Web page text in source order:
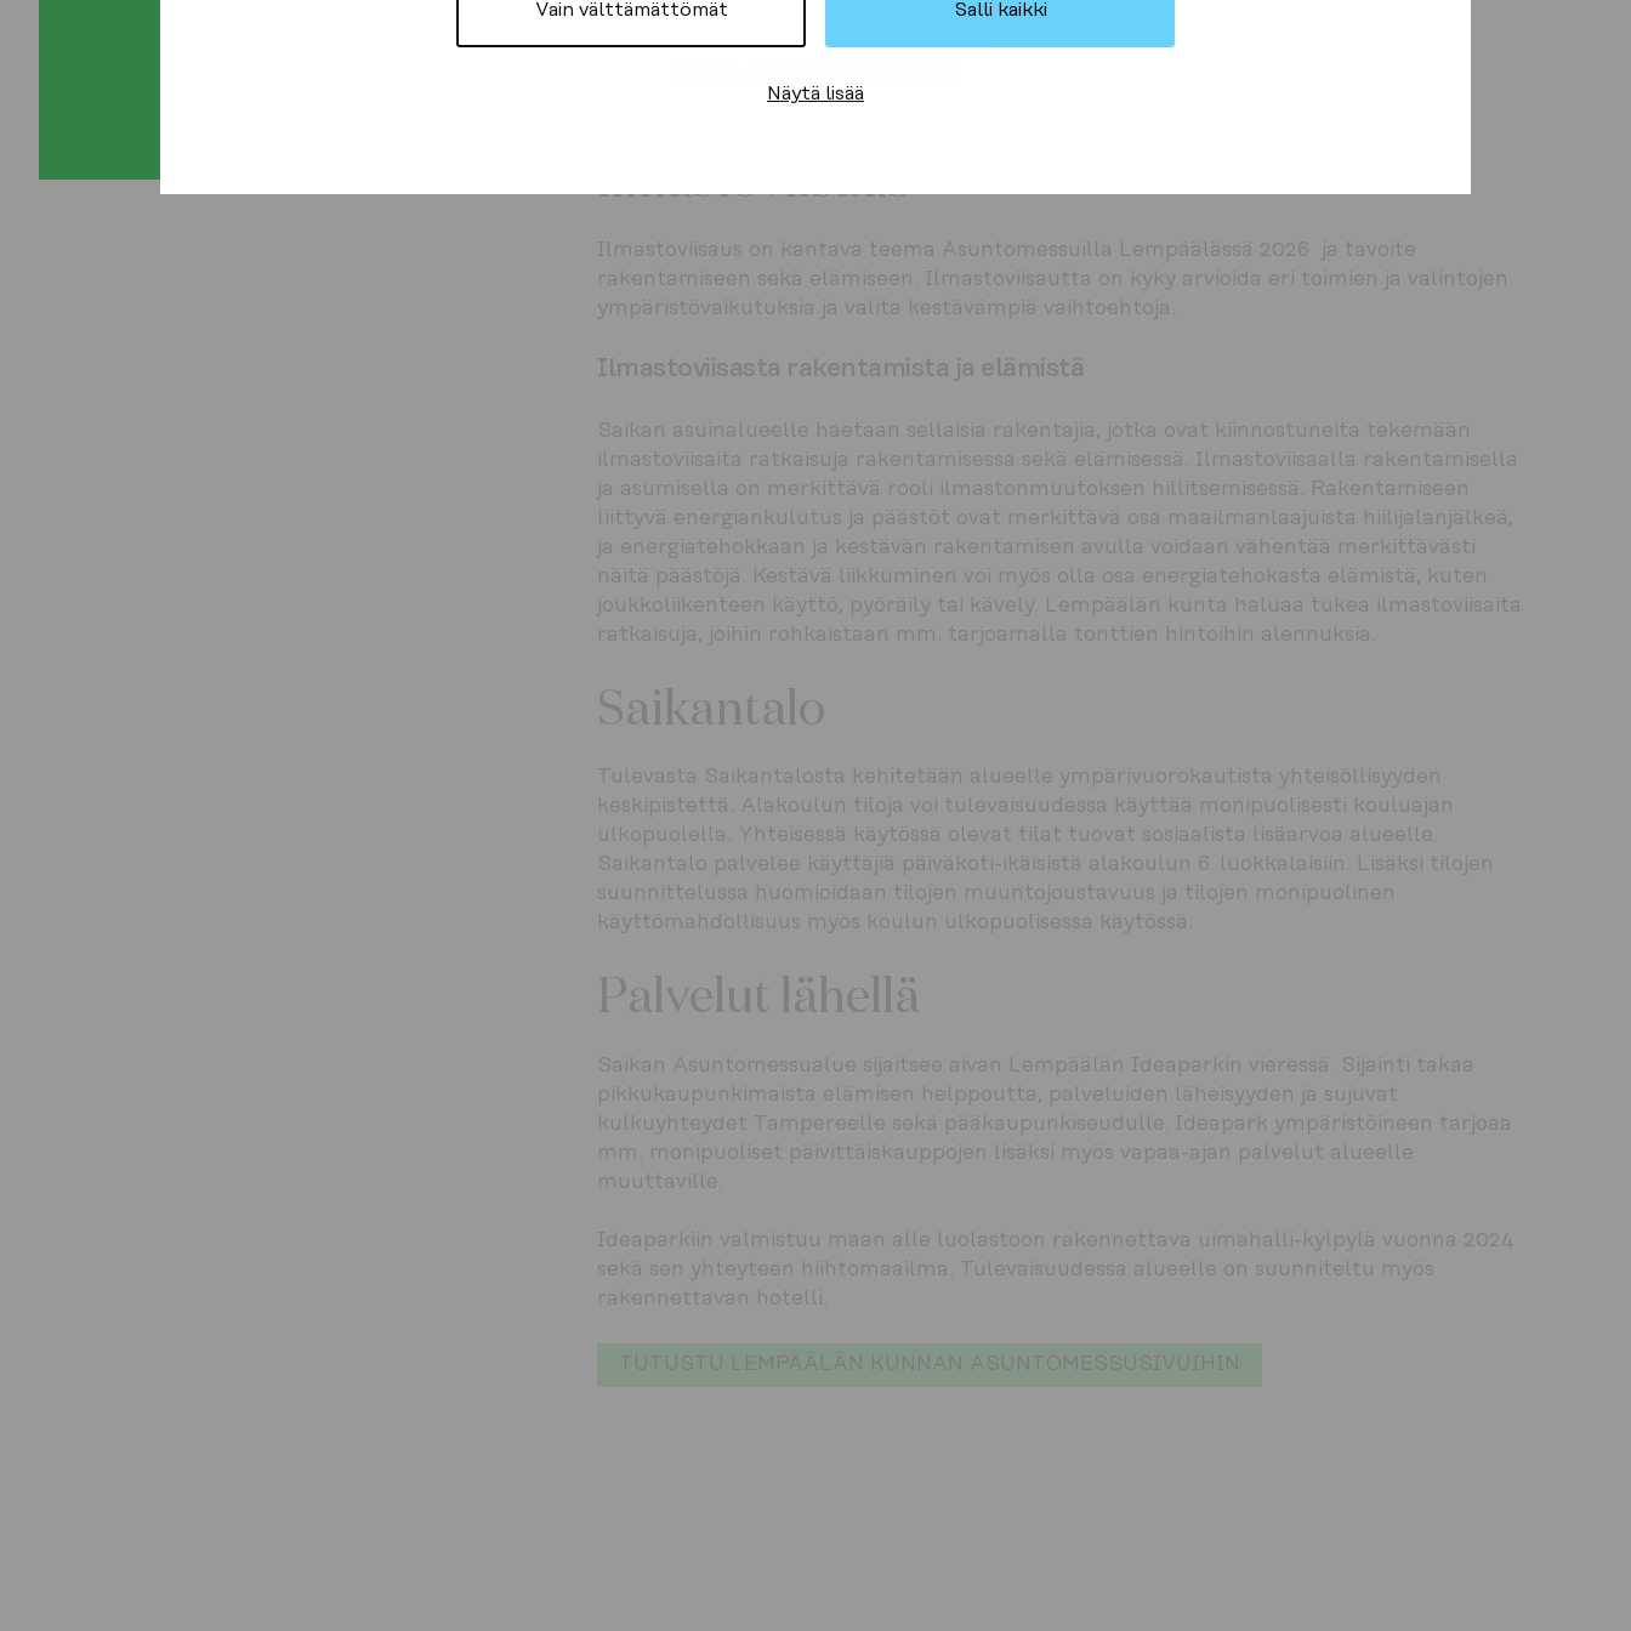
Vain välttämättömät Salli kaikki
Näytä lisää
Rakentamisella on yleisesti merkittävä vaikutus ympäristöön ja erityisesti elollisen
luonnon monimuotoisuuden vähenemiseen. Kestävällä suunnittelulla ja huolellisilla
haittavaikutuksia ja edistää ympäristön hyvinvointia.
Ilmastoviisaus
Ilmastoviisaus on kantava teema Asuntomessuilla Lempäälässä 2026  ja tavoite
rakentamiseen sekä elämiseen. Ilmastoviisautta on kyky arvioida eri toimien ja valintojen
ympäristövaikutuksia ja valita kestävämpiä vaihtoehtoja.
Ilmastoviisasta rakentamista ja elämistä
Saikan asuinalueelle haetaan sellaisia rakentajia, jotka ovat kiinnostuneita tekemään
ilmastoviisaita ratkaisuja rakentamisessa sekä elämisessä. Ilmastoviisaalla rakentamisella
ja asumisella on merkittävä rooli ilmastonmuutoksen hillitsemisessä. Rakentamiseen
liittyvä energiankulutus ja päästöt ovat merkittävä osa maailmanlaajuista hiilijalanjälkeä,
ja energiatehokkaan ja kestävän rakentamisen avulla voidaan vähentää merkittävästi
näitä päästöjä. Kestävä liikkuminen voi myös olla osa energiatehokasta elämistä, kuten
joukkoliikenteen käyttö, pyöräily tai kävely. Lempäälän kunta haluaa tukea ilmastoviisaita
ratkaisuja, joihin rohkaistaan mm. tarjoamalla tonttien hintoihin alennuksia.
Saikantalo
Tulevasta Saikantalosta kehitetään alueelle ympärivuorokautista yhteisöllisyyden
keskipistettä. Alakoulun tiloja voi tulevaisuudessa käyttää monipuolisesti kouluajan
ulkopuolella. Yhteisessä käytössä olevat tilat tuovat sosiaalista lisäarvoa alueelle.
Saikantalo palvelee käyttäjiä päiväkoti-ikäisistä alakoulun 6. luokkalaisiin. Lisäksi tilojen
suunnittelussa huomioidaan tilojen muuntojoustavuus ja tilojen monipuolinen
käyttömahdollisuus myös koulun ulkopuolisessa käytössä.
Palvelut lähellä
Saikan Asuntomessualue sijaitsee aivan Lempäälän Ideaparkin vieressä. Sijainti takaa
pikkukaupunkimaista elämisen helppoutta, palveluiden läheisyyden ja sujuvat
kulkuyhteydet Tampereelle sekä pääkaupunkiseudulle. Ideapark ympäristöineen tarjoaa
mm. monipuoliset päivittäiskauppojen lisäksi myös vapaa-ajan palvelut alueelle
muuttaville.
Ideaparkiin valmistuu maan alle luolastoon rakennettava uimahalli-kylpylä vuonna 2024
sekä sen yhteyteen hiihtomaailma. Tulevaisuudessa alueelle on suunniteltu myös
rakennettavan hotelli.
TUTUSTU LEMPÄÄLÄN KUNNAN ASUNTOMESSUSIVUIHIN